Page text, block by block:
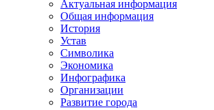
Актуальная информация
Общая информация
История
Устав
Символика
Экономика
Инфографика
Организации
Развитие города